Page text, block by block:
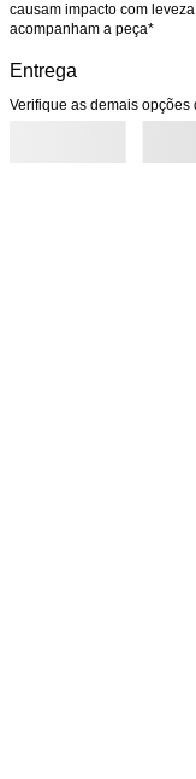
causam impacto com
acompanham a peça*
Entrega
Verifique as demais opções